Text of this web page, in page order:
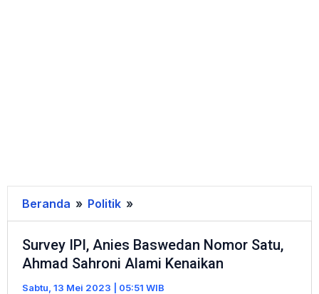
Beranda » Politik »
IPI,
Anies
Baswedan
Nomor
Survey IPI, Anies Baswedan Nomor Satu,
Ahmad Sahroni Alami Kenaikan
Sabtu, 13 Mei 2023 | 05:51 WIB